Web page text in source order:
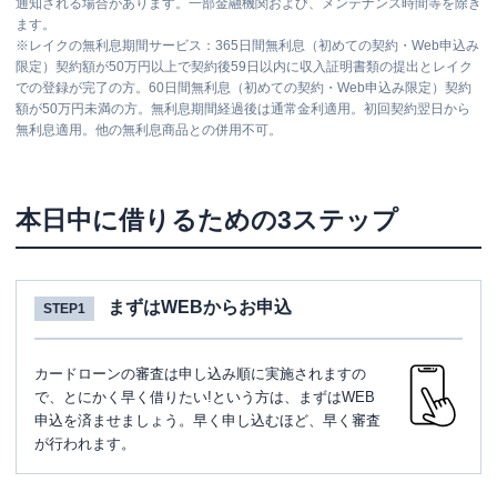
通知される場合があります。一部金融機関および、メンテナンス時間等を除き
ます。
※ レイクの無利息期間サービス：365日間無利息（初めての契約・Web申込み
限定）契約額が50万円以上で契約後59日以内に収入証明書類の提出とレイク
での登録が完了の方。60日間無利息（初めての契約・Web申込み限定）契約
額が50万円未満の方。無利息期間経過後は通常金利適用。初回契約翌日から
無利息適用。他の無利息商品との併用不可。
本日中に借りるための3ステップ
STEP1 まずはWEBからお申込
カードローンの審査は申し込み順に実施されますの
で、とにかく早く借りたい!という方は、まずはWEB
申込を済ませましょう。早く申し込むほど、早く審査
が行われます。